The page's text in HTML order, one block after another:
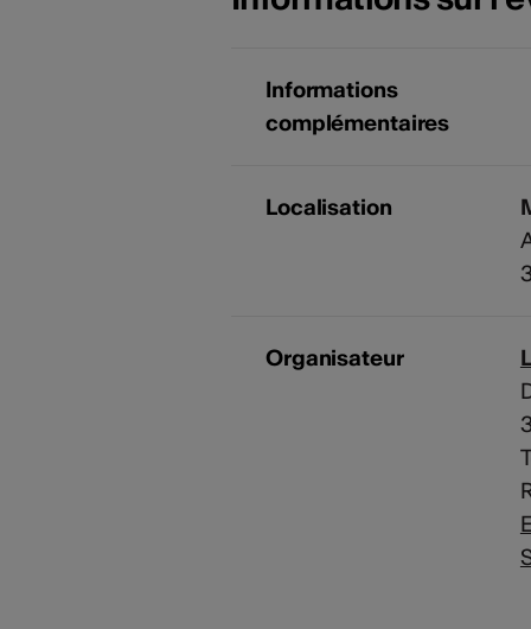
Informations
complémentaires
Localisation
Organisateur